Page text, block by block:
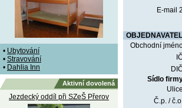
• Ubytování
• Stravování
• Dahlia Inn
Aktivní dovolená
Jezdecký oddíl při SZeŠ Přerov
E-mail
Obchodní
Sídlo
Č.p. /